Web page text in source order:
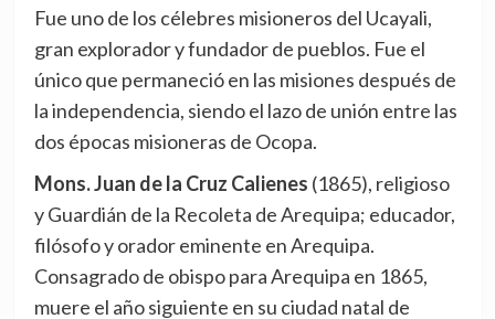
Fue uno de los célebres misioneros del Ucayali,
gran explorador y fundador de pueblos. Fue el
único que permaneció en las misiones después de
la independencia, siendo el lazo de unión entre las
dos épocas misioneras de Ocopa.
Mons. Juan de la Cruz Calienes (1865), religioso
y Guardián de la Recoleta de Arequipa; educador,
filósofo y orador eminente en Arequipa.
Consagrado de obispo para Arequipa en 1865,
muere el año siguiente en su ciudad natal de